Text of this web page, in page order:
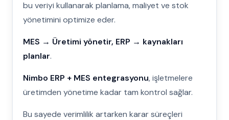
bu veriyi kullanarak planlama, maliyet ve stok
yönetimini optimize eder.
MES → Üretimi yönetir, ERP → kaynakları
planlar.
Nimbo ERP + MES entegrasyonu, işletmelere
üretimden yönetime kadar tam kontrol sağlar.
Bu sayede verimlilik artarken karar süreçleri